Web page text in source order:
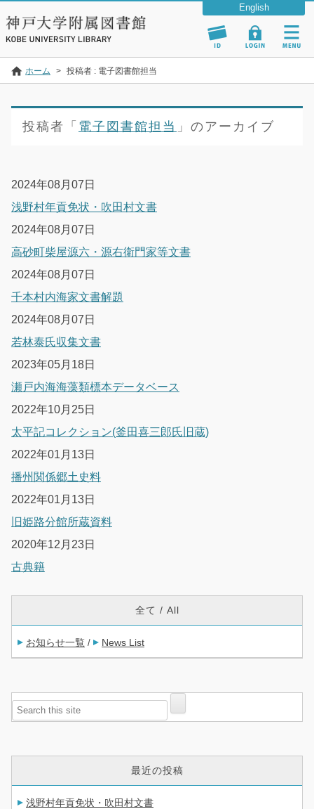
ホーム > 投稿者 : 電子図書館担当
投稿者「 電子図書館担当 」のアーカイブ
2024年08月07日
浅野村年貢免状・吹田村文書
2024年08月07日
高砂町柴屋源六・源右衛門家等文書
2024年08月07日
千本村内海家文書解題
2024年08月07日
若林泰氏収集文書
2023年05月18日
瀬戸内海海藻類標本データベース
2022年10月25日
太平記コレクション(釜田喜三郎氏旧蔵)
2022年01月13日
播州関係郷土史料
2022年01月13日
旧姫路分館所蔵資料
2020年12月23日
古典籍
全て / All
お知らせ一覧 / News List
最近の投稿
浅野村年貢免状・吹田村文書